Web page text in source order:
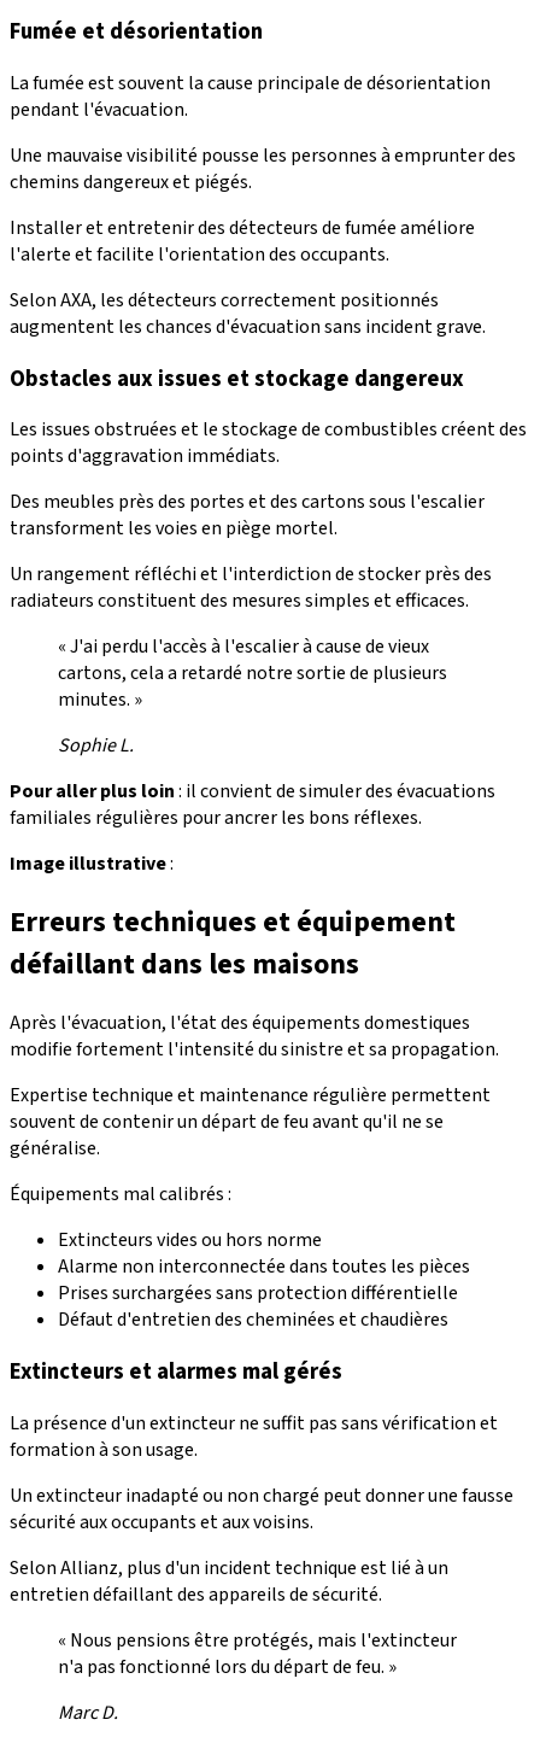
Fumée et désorientation
La fumée est souvent la cause principale de désorientation
pendant l'évacuation.
Une mauvaise visibilité pousse les personnes à emprunter des
chemins dangereux et piégés.
Installer et entretenir des détecteurs de fumée améliore
l'alerte et facilite l'orientation des occupants.
Selon AXA, les détecteurs correctement positionnés
augmentent les chances d'évacuation sans incident grave.
Obstacles aux issues et stockage dangereux
Les issues obstruées et le stockage de combustibles créent des
points d'aggravation immédiats.
Des meubles près des portes et des cartons sous l'escalier
transforment les voies en piège mortel.
Un rangement réfléchi et l'interdiction de stocker près des
radiateurs constituent des mesures simples et efficaces.
« J'ai perdu l'accès à l'escalier à cause de vieux
cartons, cela a retardé notre sortie de plusieurs
minutes. »
Sophie L.
Pour aller plus loin: il convient de simuler des évacuations
familiales régulières pour ancrer les bons réflexes.
Image illustrative:
Erreurs techniques et équipement
défaillant dans les maisons
Après l'évacuation, l'état des équipements domestiques
modifie fortement l'intensité du sinistre et sa propagation.
Expertise technique et maintenance régulière permettent
souvent de contenir un départ de feu avant qu'il ne se
généralise.
Équipements mal calibrés :
Extincteurs vides ou hors norme
Alarme non interconnectée dans toutes les pièces
Prises surchargées sans protection différentielle
Défaut d'entretien des cheminées et chaudières
Extincteurs et alarmes mal gérés
La présence d'un extincteur ne suffit pas sans vérification et
formation à son usage.
Un extincteur inadapté ou non chargé peut donner une fausse
sécurité aux occupants et aux voisins.
Selon Allianz, plus d'un incident technique est lié à un
entretien défaillant des appareils de sécurité.
« Nous pensions être protégés, mais l'extincteur
n'a pas fonctionné lors du départ de feu. »
Marc D.